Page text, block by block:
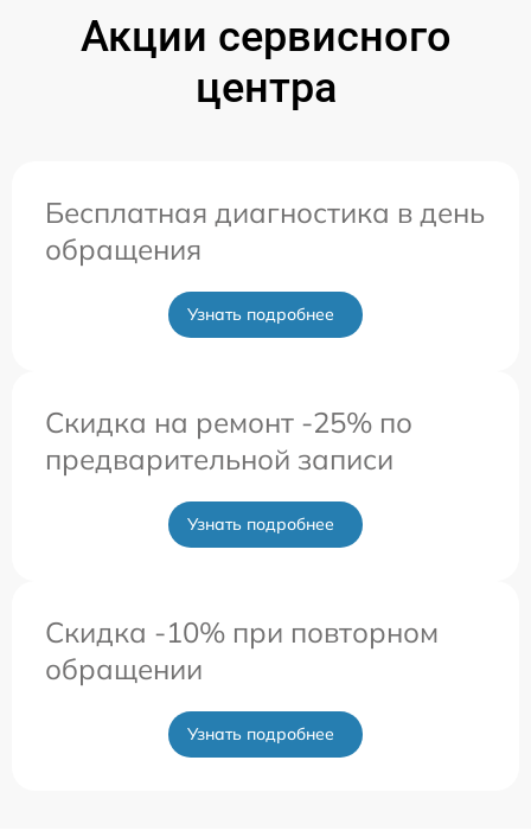
Акции сервисного
центра
Бесплатная диагностика в день
обращения
Узнать подробнее
Скидка на ремонт -25% по
предварительной записи
Узнать подробнее
Скидка -10% при повторном
обращении
Узнать подробнее